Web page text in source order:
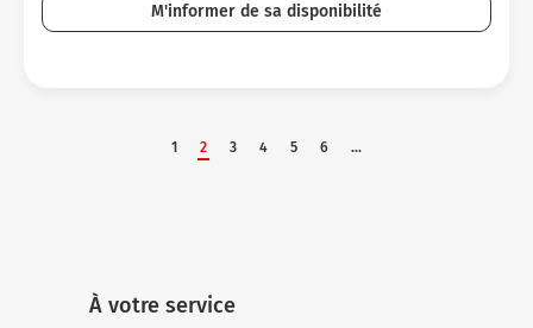
M'informer de sa disponibilité
1 2 3 4 5 6 ...
À votre service